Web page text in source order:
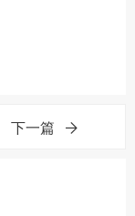
下一篇